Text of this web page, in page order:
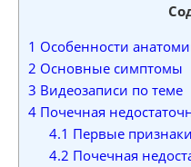
1 Особенности
2 Основные симптомы
3 Видеозаписи по теме
4 Почечная
4.1 Первые
4.2 Почечная